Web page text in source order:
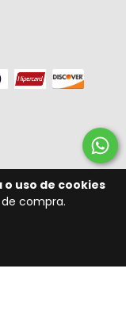
uso de cookies
compra.